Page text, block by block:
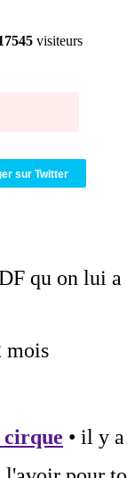
visiteurs
sur Twitter